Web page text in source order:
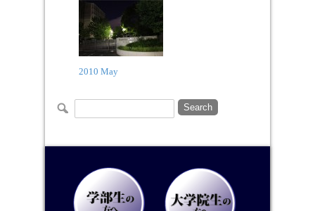
2010 May